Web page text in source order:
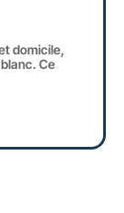
domicile,
Ce